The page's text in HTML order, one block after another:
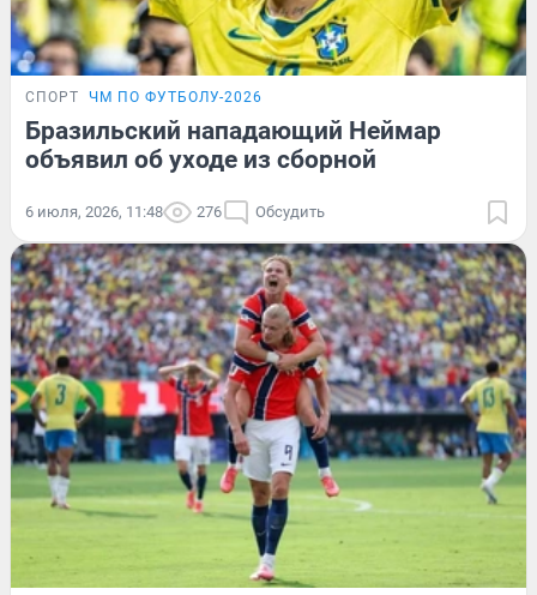
СПОРТ ЧМ ПО ФУТБОЛУ-2026
Бразильский нападающий Неймар
объявил об уходе из сборной
6 июля, 2026, 11:48 276 Обсудить